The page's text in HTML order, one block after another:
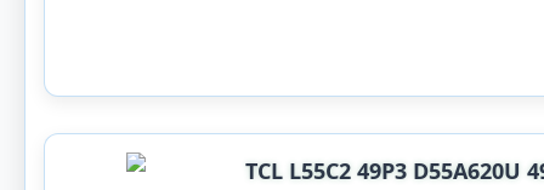
TCL L55C2 49P3 D55A620U